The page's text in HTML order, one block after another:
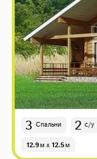
3 Спальни 2 с/у
12.9м x 12.5м